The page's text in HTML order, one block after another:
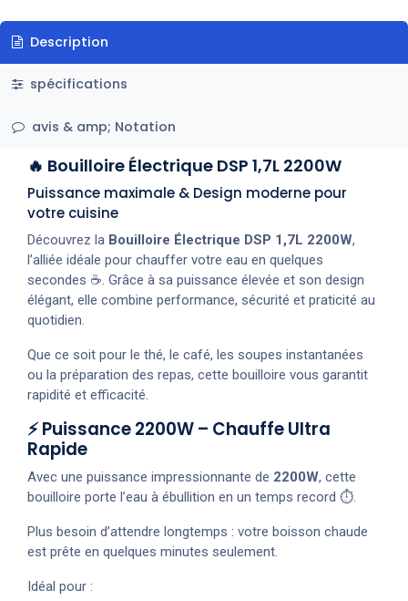
Description
spécifications
avis & amp; Notation
🔥 Bouilloire Électrique DSP 1,7L 2200W
Puissance maximale & Design moderne pour
votre cuisine
Découvrez la Bouilloire Électrique DSP 1,7L 2200W,
l’alliée idéale pour chauffer votre eau en quelques
secondes ☕. Grâce à sa puissance élevée et son design
élégant, elle combine performance, sécurité et praticité au
quotidien.
Que ce soit pour le thé, le café, les soupes instantanées
ou la préparation des repas, cette bouilloire vous garantit
rapidité et efficacité.
⚡ Puissance 2200W – Chauffe Ultra
Rapide
Avec une puissance impressionnante de 2200W, cette
bouilloire porte l’eau à ébullition en un temps record ⏱️.
Plus besoin d’attendre longtemps : votre boisson chaude
est prête en quelques minutes seulement.
Idéal pour :